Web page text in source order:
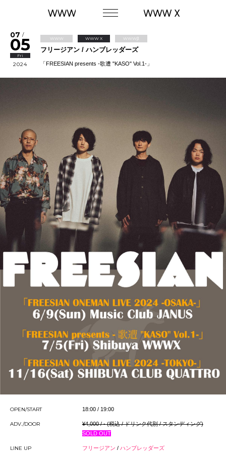
07 /
05
Fri
2024
WWW WWW X WWWβ
フリージアン / ハンブレッダーズ
「FREESIAN presents -歌遭 "KASO" Vol.1-」
OPEN/START 18:00 / 19:00
ADV./DOOR
¥4,000 / - (税込 / ドリンク代別 / スタンディング)
SOLD OUT
LINE UP フリージアン / ハンブレッダーズ